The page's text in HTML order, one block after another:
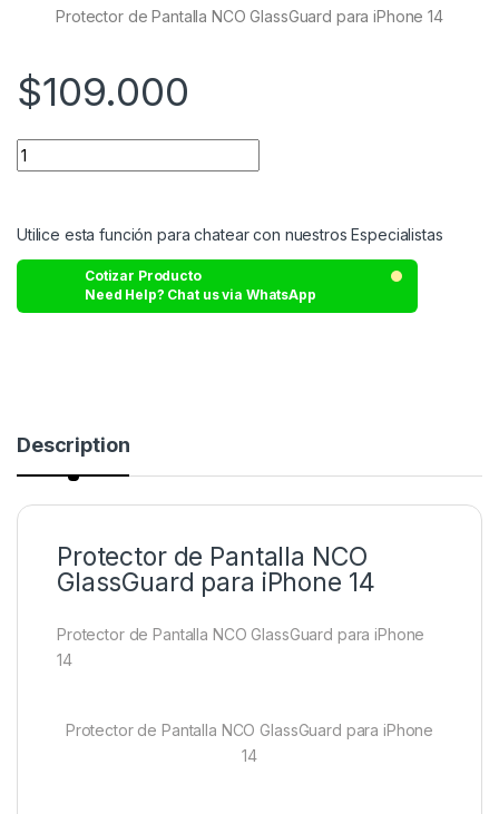
Protector de Pantalla NCO GlassGuard para iPhone 14
$109.000
Utilice esta función para chatear con nuestros Especialistas
Cotizar Producto
Need Help? Chat us via WhatsApp
Description
Protector de Pantalla NCO
GlassGuard para iPhone 14
Protector de Pantalla NCO GlassGuard para iPhone
14
Protector de Pantalla NCO GlassGuard para iPhone
14